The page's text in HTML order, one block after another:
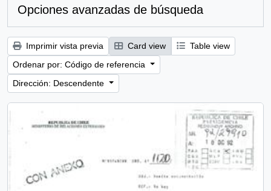
Opciones avanzadas de búsqueda
Imprimir vista previa Card view
Table view
Ordenar por: Código de referencia
Dirección: Descendente